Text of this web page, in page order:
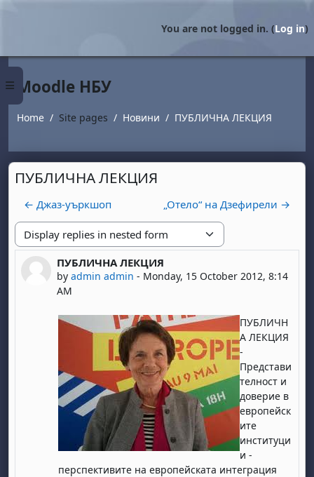
Side panel
You are not logged in. (Log in)
Moodle НБУ
Home Site pages Новини ПУБЛИЧНА ЛЕКЦИЯ
ПУБЛИЧНА ЛЕКЦИЯ
← Джаз-уъркшоп „Отело“ на Дзефирели →
Display mode
ПУБЛИЧНА ЛЕКЦИЯ
by admin admin - Monday, 15 October 2012, 8:14
AM
Number of replies: 0
ПУБЛИЧН
А ЛЕКЦИЯ
-
Представи
телност и
доверие в
европейск
ите
институци
и -
перспективите на европейската интеграция